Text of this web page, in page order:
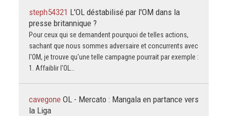
steph54321 L'OL déstabilisé par l'OM dans la
presse britannique ?
Pour ceux qui se demandent pourquoi de telles actions,
sachant que nous sommes adversaire et concurrents avec
l'OM, je trouve qu'une telle campagne pourrait par exemple :
1. Affaiblir l'OL…
cavegone OL - Mercato : Mangala en partance vers
la Liga